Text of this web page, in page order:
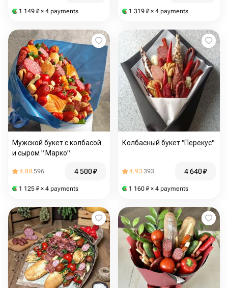
1 149 ₽ × 4 payments 1 319 ₽ × 4 payments
Мужской букет с колбасой
и сыром " Марко"
4.88596 4 500₽
1 125 ₽ × 4 payments
Колбасный букет "Перекус"
4.93393 4 640₽
1 160 ₽ × 4 payments